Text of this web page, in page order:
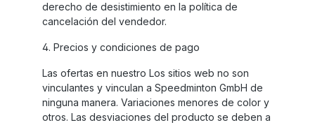
derecho de desistimiento en la política de
cancelación del vendedor.
4. Precios y condiciones de pago
Las ofertas en nuestro Los sitios web no son
vinculantes y vinculan a Speedminton GmbH de
ninguna manera. Variaciones menores de color y
otros. Las desviaciones del producto se deben a